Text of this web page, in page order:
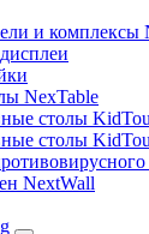
и комплексы
NexTable
столы
столы
NextWall